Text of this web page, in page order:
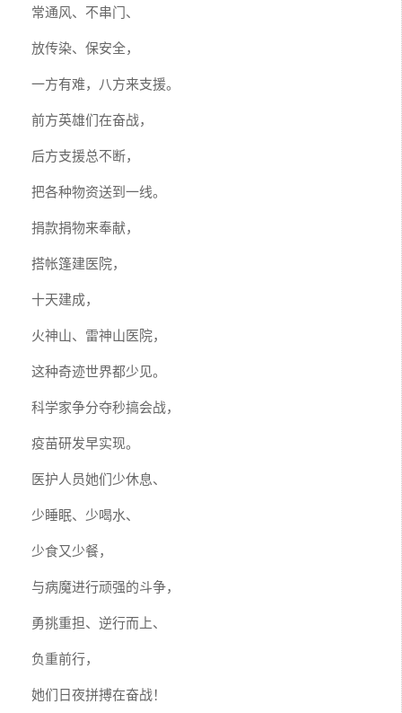
常通风、不串门、
放传染、保安全，
一方有难，八方来支援。
前方英雄们在奋战，
后方支援总不断，
把各种物资送到一线。
捐款捐物来奉献，
搭帐篷建医院，
十天建成，
火神山、雷神山医院，
这种奇迹世界都少见。
科学家争分夺秒搞会战，
疫苗研发早实现。
医护人员她们少休息、
少睡眠、少喝水、
少食又少餐，
与病魔进行顽强的斗争，
勇挑重担、逆行而上、
负重前行，
她们日夜拼搏在奋战！